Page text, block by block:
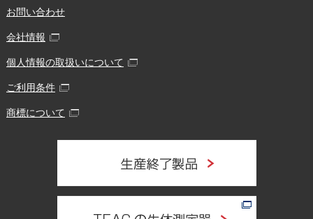
お問い合わせ
会社情報
個人情報の取扱いについて
ご利用条件
商標について